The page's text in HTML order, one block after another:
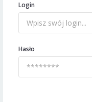
Login
Hasło